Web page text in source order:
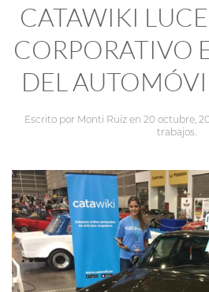
CATAWIKI
CORPORATIVO
DEL
Escrito por Monti Ruizen 20 octubre,
trabajos